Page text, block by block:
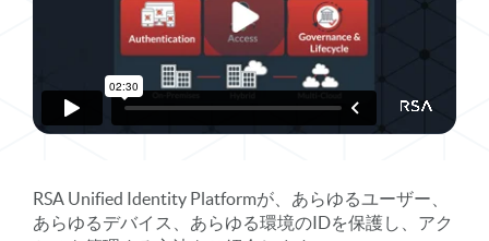
RSA Unified Identity Platformが、あらゆるユーザー、
あらゆるデバイス、あらゆる環境のIDを保護し、アク